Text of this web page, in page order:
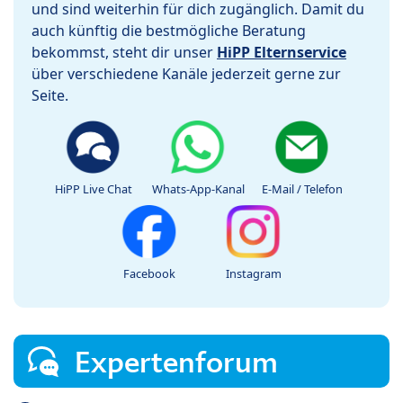
und sind weiterhin für dich zugänglich. Damit du
auch künftig die bestmögliche Beratung
bekommst, steht dir unser HiPP Elternservice
über verschiedene Kanäle jederzeit gerne zur
Seite.
HiPP Live Chat Whats-App-Kanal E-Mail / Telefon
Facebook Instagram
Expertenforum